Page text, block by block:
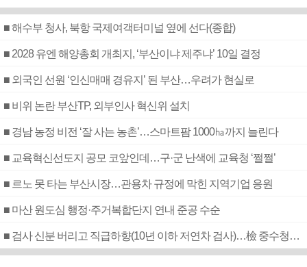
■ 해수부 청사, 북항 국제여객터미널 옆에 선다(종합)
■ 2028 유엔 해양총회 개최지, ‘부산이냐 제주냐’ 10일 결정
■ 외국인 선원 ‘인신매매 경유지’ 된 부산…우려가 현실로
■ 비위 논란 부산TP, 외부인사 혁신위 설치
■ 경남 농정 비전 ‘잘 사는 농촌’…스마트팜 1000㏊까지 늘린다
■ 교육혁신선도지 공모 코앞인데…구·군 난색에 교육청 ‘쩔쩔’
■ 르노 못 타는 부산시장…관용차 규정에 막힌 지역기업 응원
■ 마산 원도심 행정·주거복합단지 연내 준공 수순
■ 검사 신분 버리고 직급하향(10년 이하 저연차 검사)…檢 중수청행 기피